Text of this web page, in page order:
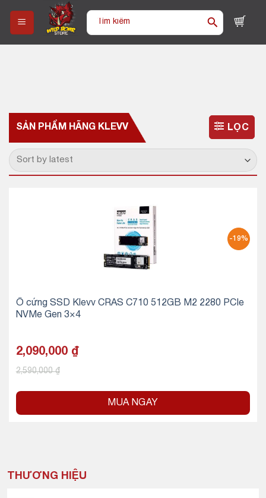
content
Tìm
SẢN PHẨM HÃNG KLEVV LỌC
-19%
Ổ cứng SSD Klevv CRAS C710 512GB M2 2280 PCIe
NVMe Gen 3×4
2,090,000 ₫
2,590,000₫
MUA NGAY
THƯƠNG HIỆU